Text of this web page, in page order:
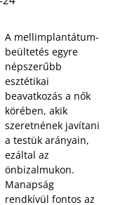
A mellimplantátum-
beültetés egyre
népszerűbb
esztétikai
beavatkozás a nők
körében, akik
szeretnének javítani
a testük arányain,
ezáltal az
önbizalmukon.
Manapság
rendkívül fontos az